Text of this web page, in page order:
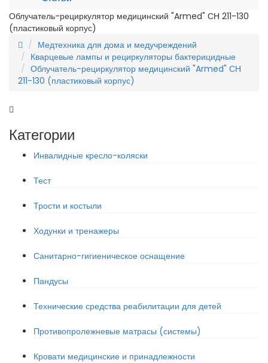
Облучатель-рециркулятор медицинский "Armed" СН 211-130
(пластиковый корпус)
Медтехника для дома и медучреждений
Кварцевые лампы и рециркуляторы бактерицидные
Облучатель-рециркулятор медицинский "Armed" СН
211-130 (пластиковый корпус)
Категории
Инвалидные кресло-коляски
Тест
Трости и костыли
Ходунки и тренажеры
Санитарно-гигиеническое оснащение
Пандусы
Технические средства реабилитации для детей
Противопролежневые матрасы (системы)
Кровати медицинские и принадлежности